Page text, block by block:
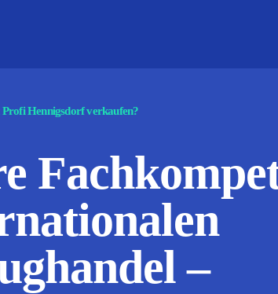
Hennigsdorf verkaufen?
–